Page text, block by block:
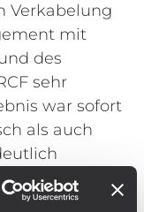
Verkabelung
mit
des
sehr
war sofort
als auch
Die
zehn RCF